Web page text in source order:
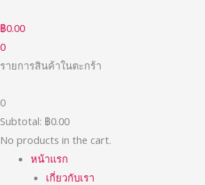
to
content
฿0.00
0
รายการสินค้าในตะกร้า
0
Subtotal: ฿0.00
No products in the cart.
หน้าแรก
เกี่ยวกับเรา
ต่ำ
สุด